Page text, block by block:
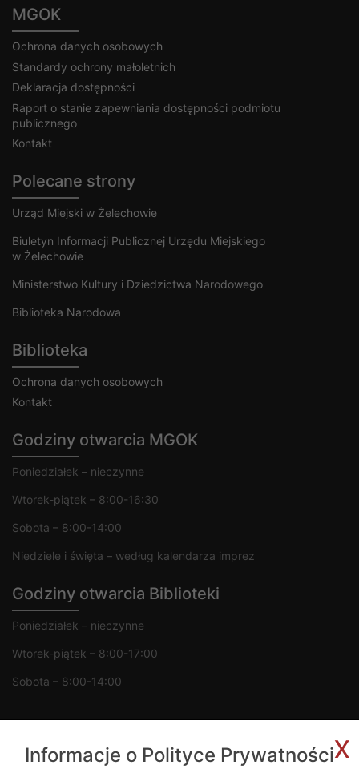
MGOK
Ochrona danych osobowych
Standardy ochrony małoletnich
Deklaracja dostępności
Raport o stanie zapewniania dostępności podmiotu
publicznego
Kontakt
Polecane strony
Urząd Miejski w Żelechowie
Biuletyn Informacji Publicznej Urzędu Miejskiego
w Żelechowie
Ministerstwo Kultury i Dziedzictwa Narodowego
Biblioteka Narodowa
Biblioteka
Ochrona danych osobowych
Kontakt
Godziny otwarcia MGOK
Poniedziałek – nieczynne
Wtorek-piątek – 8:00-16:30
Sobota – 8:00-14:00
Niedziele i święta – według kalendarza imprez
Godziny otwarcia Biblioteki
Poniedziałek – nieczynne
Wtorek-piątek – 8:00-17:00
Sobota – 8:00-14:00
x
Informacje o Polityce Prywatności